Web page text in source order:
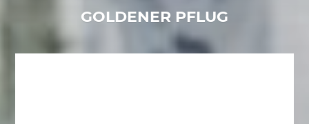
GOLDENER PFLUG